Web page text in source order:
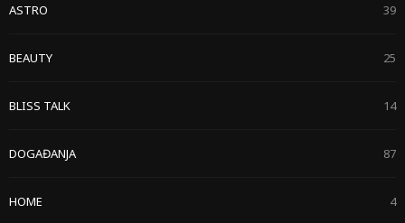
ASTRO 39
BEAUTY 25
BLISS TALK 14
DOGAĐANJA 87
HOME 4